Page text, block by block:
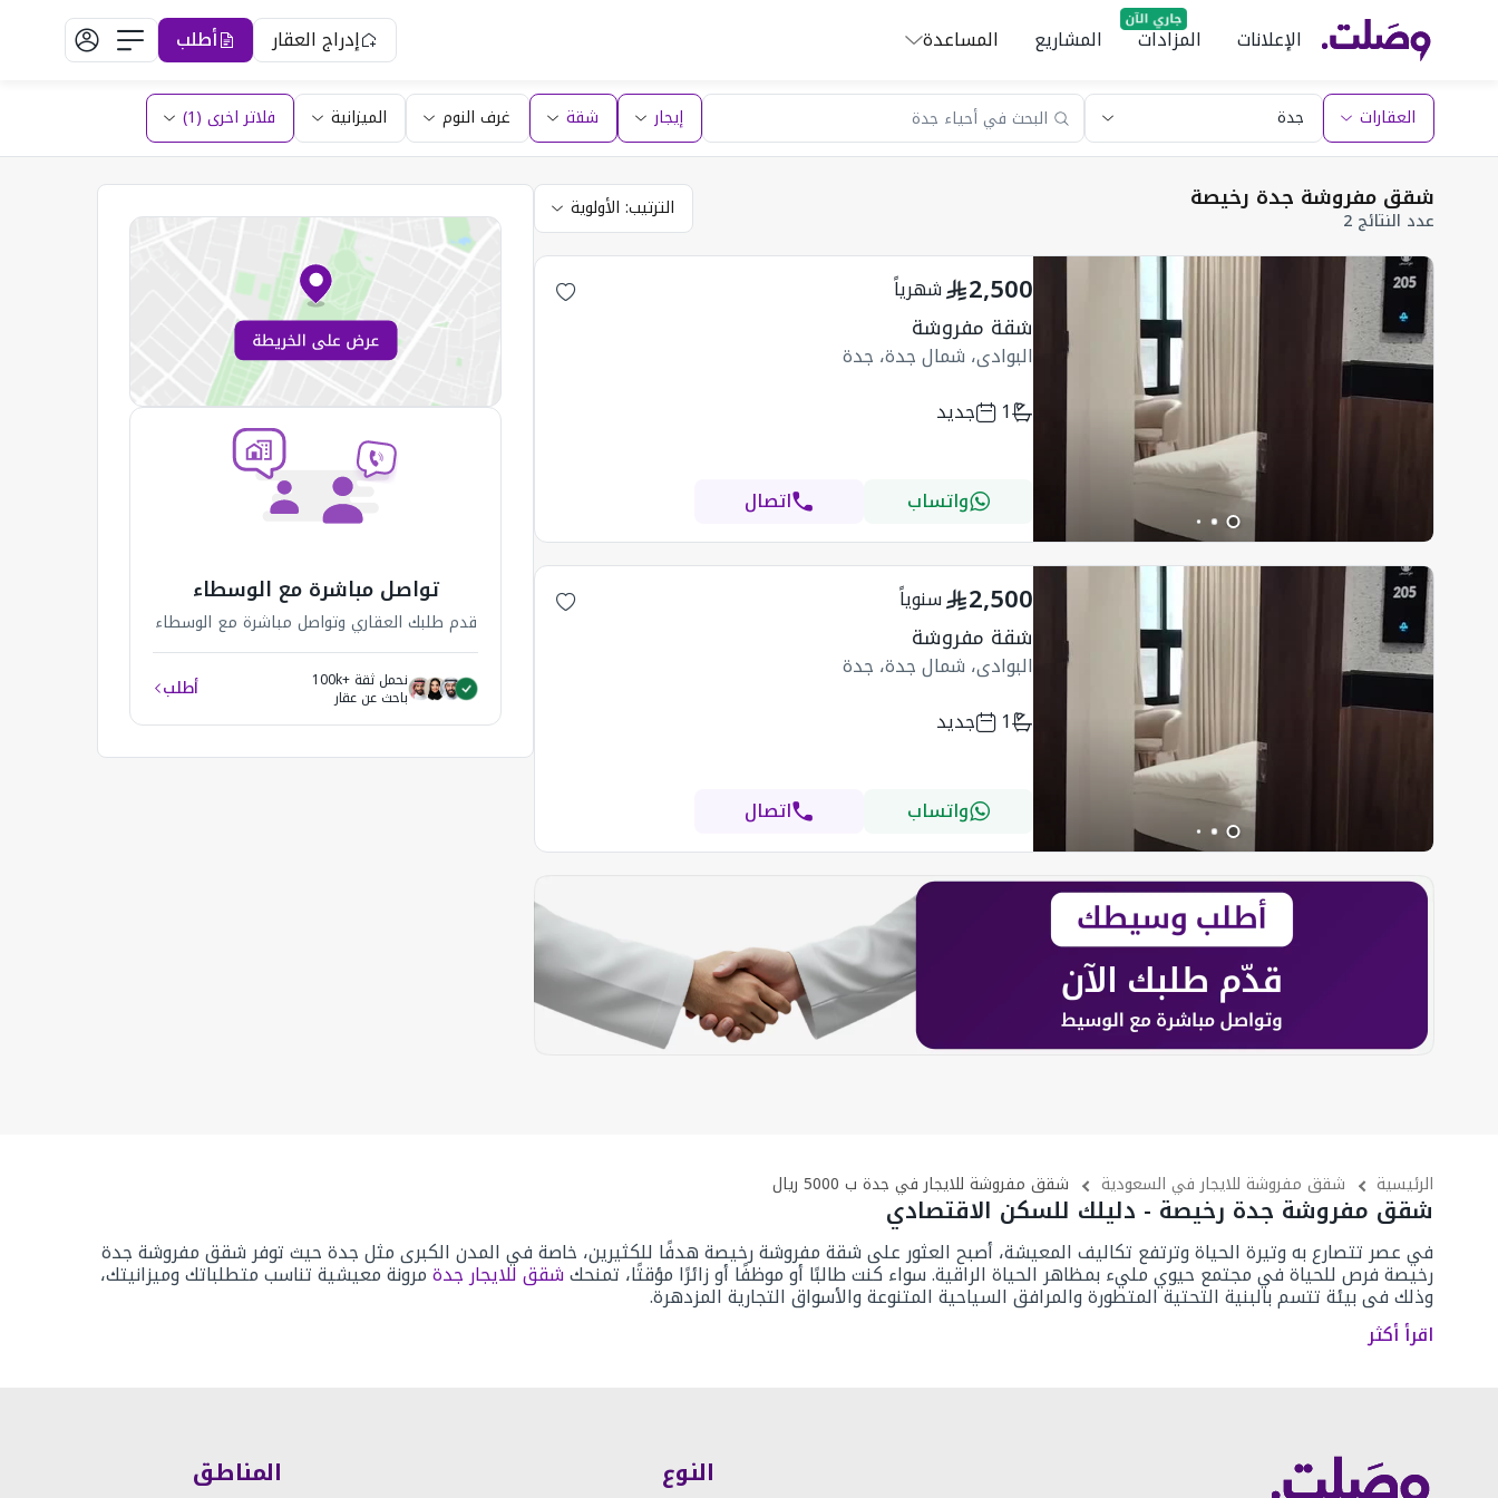
الإعلانات المزادات المشاريع المساعدة إدراج العقار أطلب
العقارات إيجار شقة غرف النوم الميزانية فلاتر اخرى (1)
شقق مفروشة جدة رخيصة
عدد النتائج 2 الترتيب: الأولوية
شهرياً 2,500
شقة مفروشة
البوادي، شمال جدة، جدة
1
جديد
واتساب اتصال
سنوياً 2,500
شقة مفروشة
البوادي، شمال جدة، جدة
1
جديد
واتساب اتصال
تواصل مباشرة مع الوسطاء
قدم طلبك العقاري وتواصل مباشرة مع الوسطاء
نحمل ثقة +100k
باحث عن عقار أطلب
الرئيسية شقق مفروشة للايجار في السعودية شقق مفروشة للايجار في جدة ب 5000 ريال
شقق مفروشة جدة رخيصة - دليلك للسكن الاقتصادي
في عصر تتصارع به وتيرة الحياة وترتفع تكاليف المعيشة، أصبح العثور على شقة مفروشة رخيصةهدفًا للكثيرين، خاصة في المدن الكبرى مثل جدة حيث توفرشقق مفروشة جدة
رخيصةفرص للحياة في مجتمع حيوي مليء بمظاهر الحياة الراقية. سواء كنت طالبًا أو موظفًا أو زائرًا مؤقتًا، تمنحكشقق للايجار جدةمرونة معيشية تناسب متطلباتك وميزانيتك،
وذلك في بيئة تتسم بالبنية التحتية المتطورة والمرافق السياحية المتنوعة والأسواق التجارية المزدهرة.
ما هي شقق مفروشة جدة رخيصة؟
أما المقصود بـ (رخيصة) فهي
التي تقدم خدمات جيدة مقابل أسعار مناسبة، ويختلف هذا الأمر من شخص لآخر ومن مكان لآخر، لكن في مدينة جدة تعتبر
الشقق المفروشة التي تبدأ أسعارها الشهرية من 1500 إلى 3000 ريال سعودي من الفئة الرخيصة مقارنة بـ
اقرأ أكثر
النوع المناطق